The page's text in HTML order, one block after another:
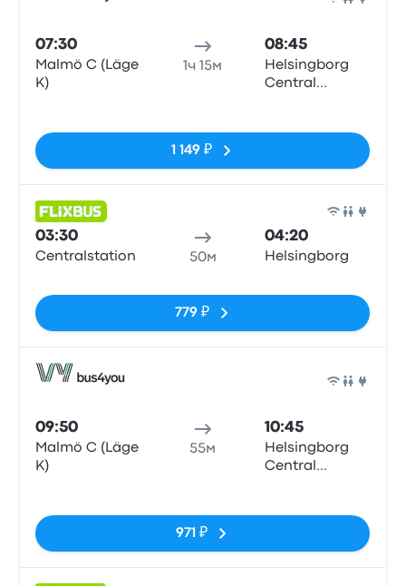
07:30
Malmö C (Läge
K)
1ч 15м
08:45
Helsingborg
Central
1 149 ₽
03:30
Centralstation 50м
04:20
Helsingborg
779 ₽
09:50
Malmö C (Läge
K)
55м
10:45
Helsingborg
Central
971 ₽